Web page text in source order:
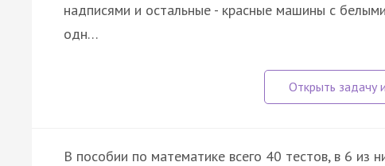
надписями и остальные - красные машины с
одн…
В пособии по математике всего 40 тестов, в 6 из